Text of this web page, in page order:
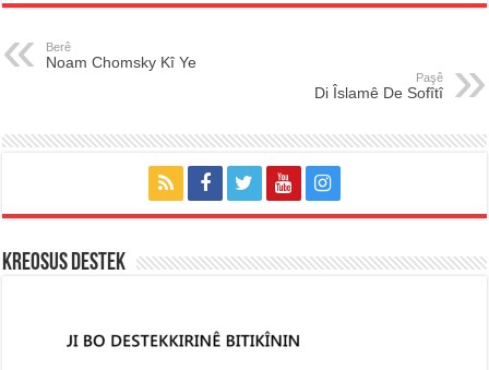
Berê
Noam Chomsky Kî Ye
Paşê
Di Îslamê De Sofîtî
KREOSUS DESTEK